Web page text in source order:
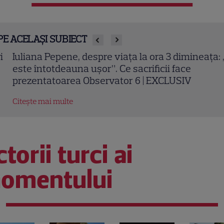
ACELAȘI SUBIECT
Pepene, despre viața la ora 3 dimineața: „Nu
întotdeauna ușor”. Ce sacrificii face
Observator 6 | EXCLUSIV
mai multe
turci ai